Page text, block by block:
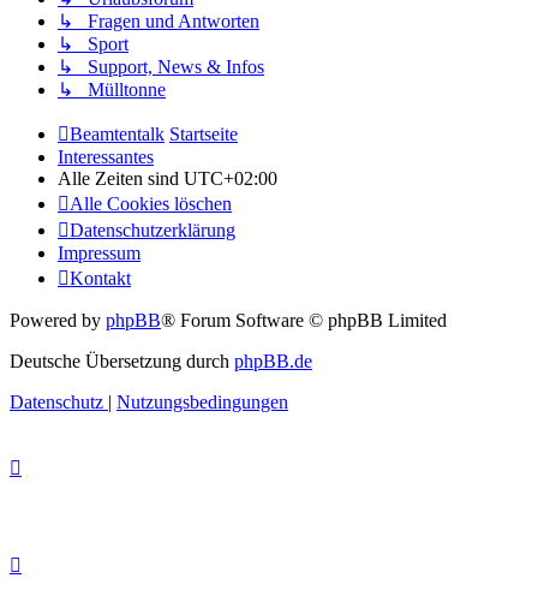
↳ Fragen und Antworten
↳ Sport
↳ Support, News & Infos
↳ Mülltonne
Beamtentalk Startseite
Interessantes
Alle Zeiten sind UTC+02:00
Alle Cookies löschen
Datenschutzerklärung
Impressum
Kontakt
Powered by phpBB® Forum Software © phpBB Limited
Deutsche Übersetzung durch phpBB.de
Datenschutz | Nutzungsbedingungen